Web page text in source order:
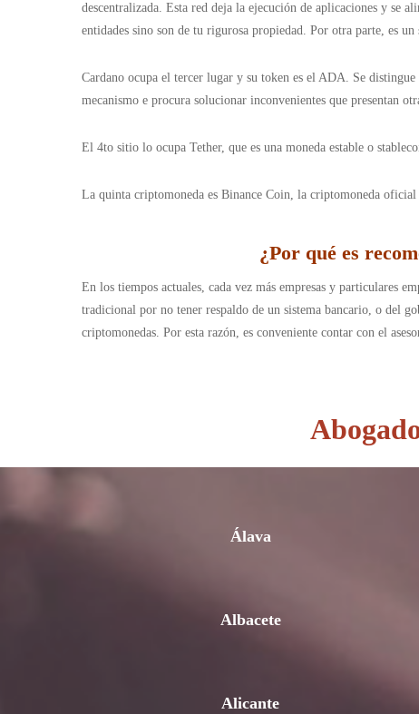
descentralizada. Esta red deja la ejecución de aplicaciones y se
entidades sino son de tu rigurosa propiedad. Por otra parte, es
Cardano ocupa el tercer lugar y su token es el ADA. Se
mecanismo e procura solucionar inconvenientes que presentan
El 4to sitio lo ocupa Tether, que es una moneda estable o
La quinta criptomoneda es Binance Coin, la criptomoneda
¿Por qué es
En los tiempos actuales, cada vez más empresas y particulares
tradicional por no tener respaldo de un sistema bancario, o del
criptomonedas. Por esta razón, es conveniente contar con el
Álava
Albacete
Alicante